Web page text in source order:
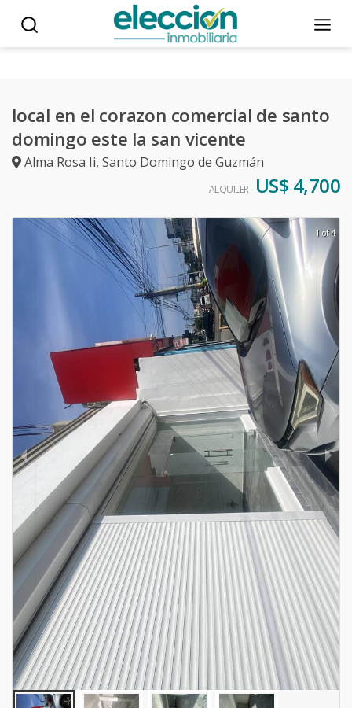
local en el corazon comercial de santo
domingo este la san vicente
Alma Rosa Ii, Santo Domingo de Guzmán
ALQUILER US$ 4,700
1 of 4